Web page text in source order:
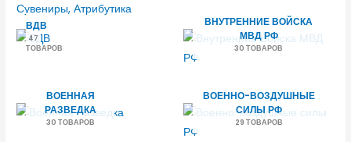
Сувениры, Атрибутика
ВДВ
47
ТОВАРОВ
ВНУТРЕННИЕ ВОЙСКА
МВД РФ
30 ТОВАРОВ
ВОЕННАЯ
РАЗВЕДКА
30 ТОВАРОВ
ВОЕННО-ВОЗДУШНЫЕ
СИЛЫ РФ
29 ТОВАРОВ